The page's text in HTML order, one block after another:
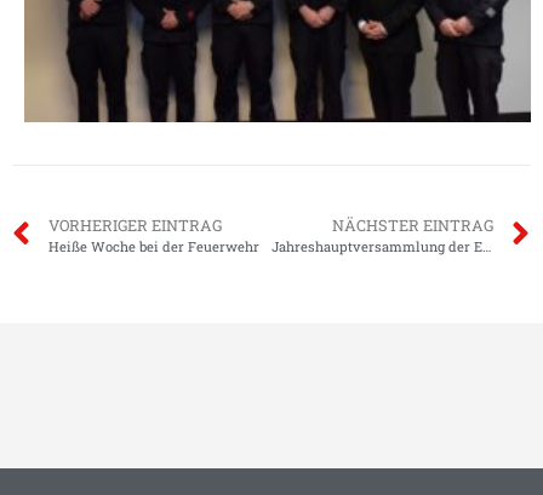
VORHERIGER EINTRAG
Heiße Woche bei der Feuerwehr
NÄCHSTER EINTRAG
Jahreshauptversammlung der Einsatzabteilungen